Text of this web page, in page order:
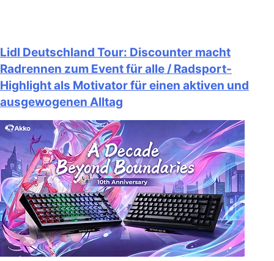
Lidl Deutschland Tour: Discounter macht
Radrennen zum Event für alle / Radsport-
Highlight als Motivator für einen aktiven und
ausgewogenen Alltag